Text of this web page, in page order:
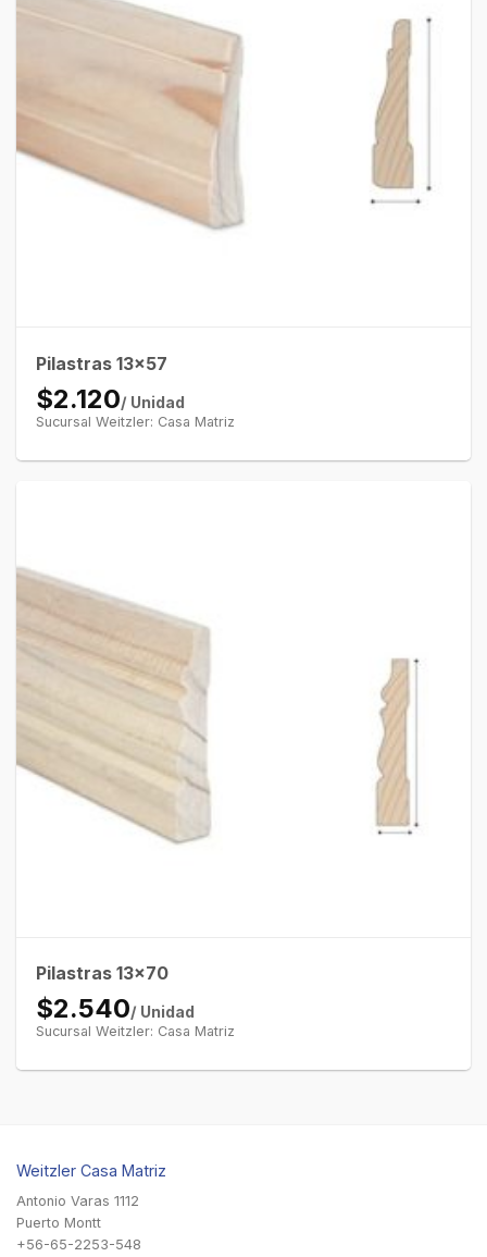
Pilastras 13×57
$2.120/ Unidad
Sucursal Weitzler: Casa Matriz
Pilastras 13×70
$2.540/ Unidad
Sucursal Weitzler: Casa Matriz
Weitzler Casa Matriz
Antonio Varas 1112
Puerto Montt
+56-65-2253-548